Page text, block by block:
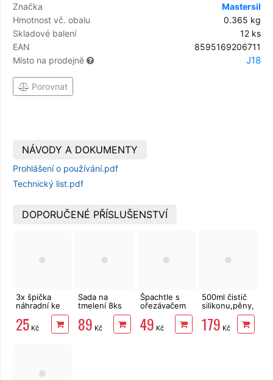
Značka
Mastersil
Hmotnost vč. obalu
0.365 kg
Skladové balení
12 ks
EAN
8595169206711
Místo na prodejně
J18
Porovnat
NÁVODY A DOKUMENTY
Prohlášení o používání.pdf
Technický list.pdf
DOPORUČENÉ PŘÍSLUŠENSTVÍ
3x špička
náhradní ke
25 Kč
Sada na
tmelení 8ks
Extol Craft
89 Kč
Špachtle s
ořezávačem
na silikon 4
ks YATO
49 Kč
500ml čistič
citrusový
179 Kč